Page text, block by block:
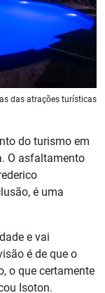
das atrações turísticas
do turismo em
O asfaltamento
é uma
e vai
é de que o
o que certamente
Isoton.